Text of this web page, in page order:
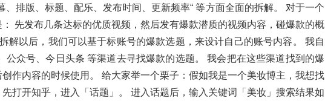
、排版、标题、配乐、发布时间、更新频率“ 等方面全面的拆解。 对于一个
先发布几条达标的优质视频，然后发有爆款潜质的视频内容，碰爆款的概
解以后，我们可以基于标账号的爆款选题，来设计自己的账号内容。 我自
公众号、今日头条 等渠道去寻找爆款的选题。 我会把在这些渠道找到的爆
作内容的时候使用。 给大家举一个栗子：假如我是一个美妆博主，我想找
打开知乎，进入「话题」。 进入话题后，输入关键词「美妆」搜索结果如